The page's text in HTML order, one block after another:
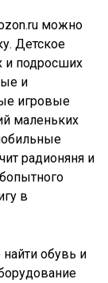
можно
Детское
и подросших
и
игровые
маленьких
радионяня и
в
обувь и